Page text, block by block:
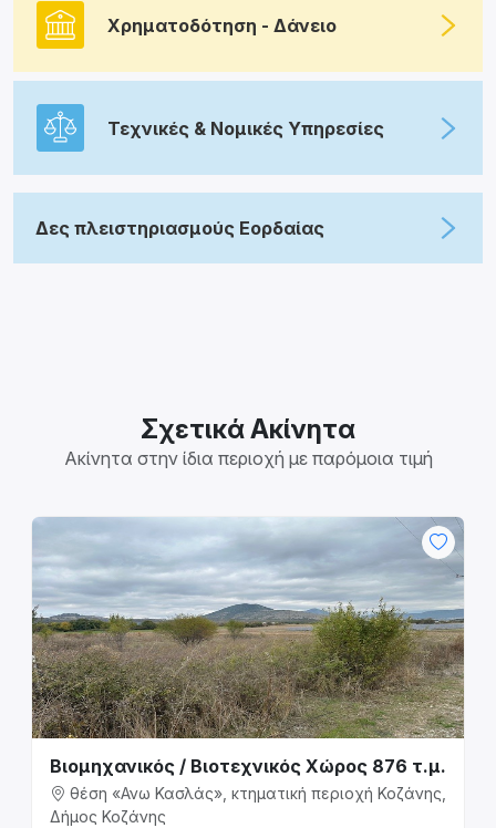
Χρηματοδότηση - Δάνειο
Τεχνικές & Νομικές Υπηρεσίες
Δες πλειστηριασμούς Εορδαίας
Σχετικά Ακίνητα
Ακίνητα στην ίδια περιοχή με παρόμοια τιμή
Βιομηχανικός / Βιοτεχνικός Χώρος 876 τ.μ.
θέση «Ανω Κασλάς», κτηματική περιοχή Κοζάνης,
Δήμος Κοζάνης